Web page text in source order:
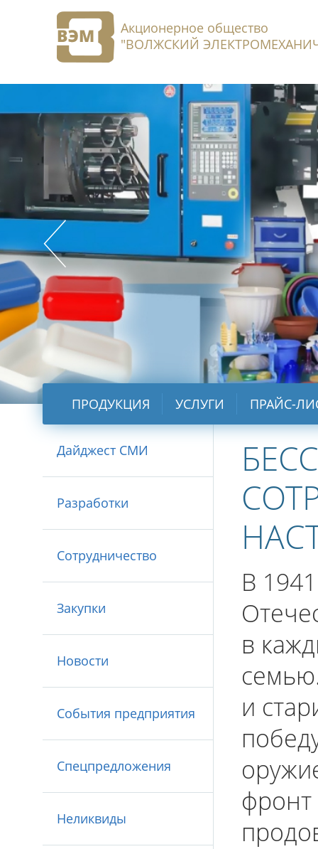
Акционерное общество
"ВОЛЖСКИЙ
ПРОДУКЦИЯ УСЛУГИ ПРАЙС-
Дайджест СМИ
Разработки
Сотрудничество
Закупки
Новости
События предприятия
Спецпредложения
Неликвиды
В
в
и